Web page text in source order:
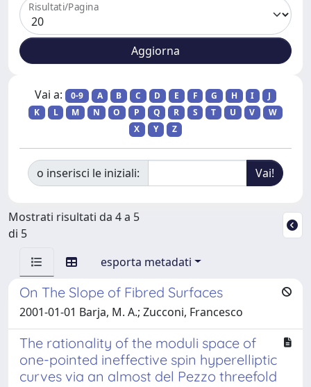
Risultati/Pagina
Vai a: 0-9 A B C D E F G H I
J
K
L M N O P Q R S T U V
W
X
Y Z
o inserisci le iniziali:
Mostrati risultati da 4 a 5
di 5
esporta metadati
On The Slope of Fibred Surfaces
2001-01-01 Barja, M. A.; Zucconi, Francesco
The rationality of the moduli space of
one-pointed ineffective spin hyperelliptic
curves via an almost del Pezzo threefold